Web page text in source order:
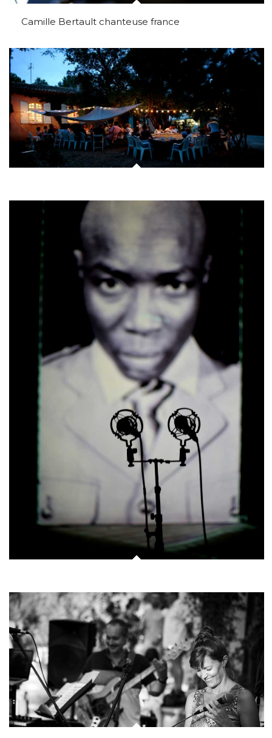
Camille Bertault chanteuse france